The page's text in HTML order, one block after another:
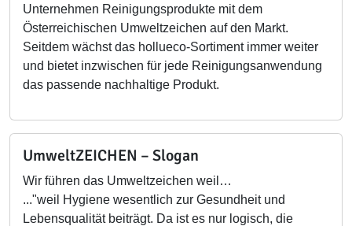
Unternehmen Reinigungsprodukte mit dem
Österreichischen Umweltzeichen auf den Markt.
Seitdem wächst das hollueco-Sortiment immer weiter
und bietet inzwischen für jede Reinigungsanwendung
das passende nachhaltige Produkt.
UmweltZEICHEN – Slogan
Wir führen das Umweltzeichen weil…
..."weil Hygiene wesentlich zur Gesundheit und
Lebensqualität beiträgt. Da ist es nur logisch, die